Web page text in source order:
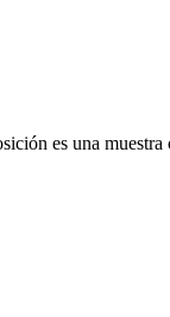
es una